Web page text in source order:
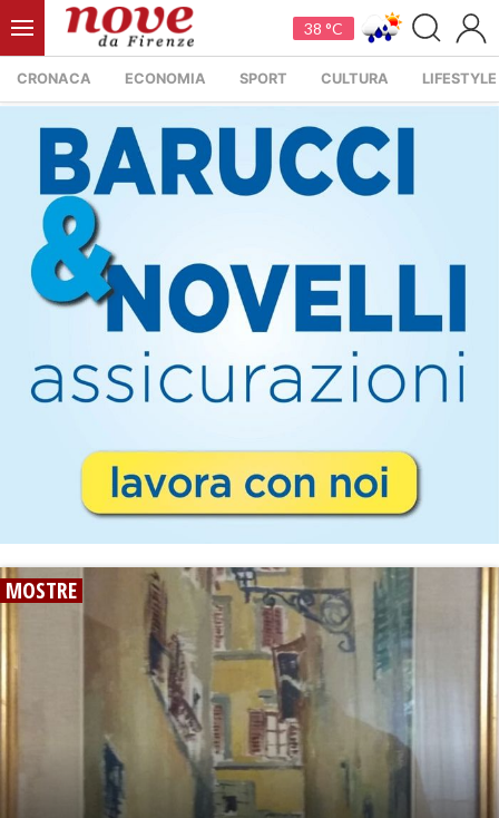
38 °C
CRONACA ECONOMIA SPORT CULTURA LIFESTYLE
MOSTRE